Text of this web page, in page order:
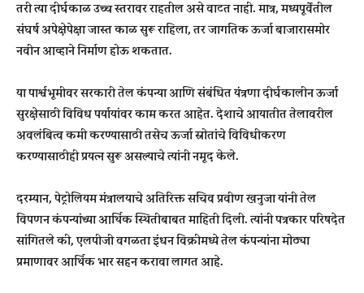
तरी त्या दीर्घकाळ उच्च स्तरावर राहतील असे वाटत नाही. मात्र, मध्यपूर्वेतील
संघर्ष अपेक्षेपेक्षा जास्त काळ सुरू राहिला, तर जागतिक ऊर्जा बाजारासमोर
नवीन आव्हाने निर्माण होऊ शकतात.
या पार्श्वभूमीवर सरकारी तेल कंपन्या आणि संबंधित यंत्रणा दीर्घकालीन ऊर्जा
सुरक्षेसाठी विविध पर्यायांवर काम करत आहेत. देशाचे आयातीत तेलावरील
अवलंबित्व कमी करण्यासाठी तसेच ऊर्जा स्रोतांचे विविधीकरण
करण्यासाठीही प्रयत्न सुरू असल्याचे त्यांनी नमूद केले.
दरम्यान, पेट्रोलियम मंत्रालयाचे अतिरिक्त सचिव प्रवीण खनुजा यांनी तेल
विपणन कंपन्यांच्या आर्थिक स्थितीबाबत माहिती दिली. त्यांनी पत्रकार परिषदेत
सांगितले की, एलपीजी वगळता इंधन विक्रीमध्ये तेल कंपन्यांना मोठ्या
प्रमाणावर आर्थिक भार सहन करावा लागत आहे.